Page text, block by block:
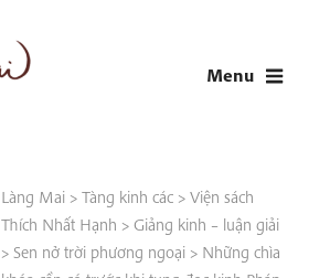
Menu
Làng Mai> Tàng kinh các> Viện sách
Thích Nhất Hạnh > Giảng kinh – luận giải
> Sen nở trời phương ngoại> Những chìa